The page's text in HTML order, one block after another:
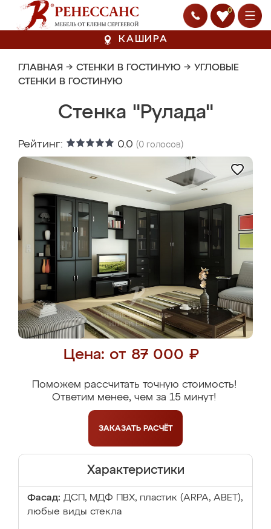
0
КАШИРА
ГЛАВНАЯ → СТЕНКИ В ГОСТИНУЮ → УГЛОВЫЕ
СТЕНКИ В ГОСТИНУЮ
Стенка "Рулада"
Рейтинг: 0.0 (0 голосов)
Цена: от 87 000 ₽
Поможем рассчитать точную стоимость!
Ответим менее, чем за 15 минут!
ЗАКАЗАТЬ РАСЧЁТ
Характеристики
Фасад: ДСП, МДФ ПВХ, пластик (ARPA, ABET),
любые виды стекла